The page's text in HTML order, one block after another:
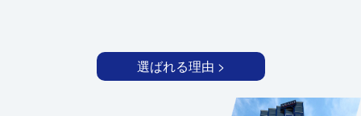
選ばれる理由 >